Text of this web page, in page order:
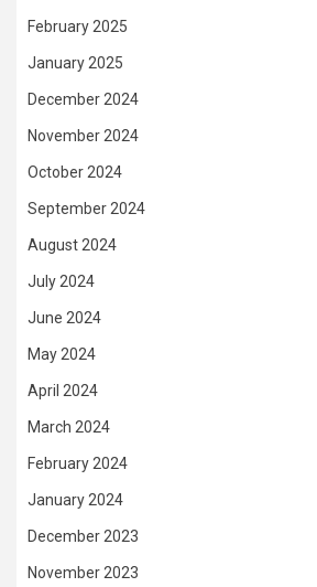
February 2025
January 2025
December 2024
November 2024
October 2024
September 2024
August 2024
July 2024
June 2024
May 2024
April 2024
March 2024
February 2024
January 2024
December 2023
November 2023